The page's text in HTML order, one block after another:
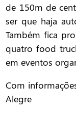
de 150m de
ser que haja
Também fica
quatro food
em eventos
Com
Alegre